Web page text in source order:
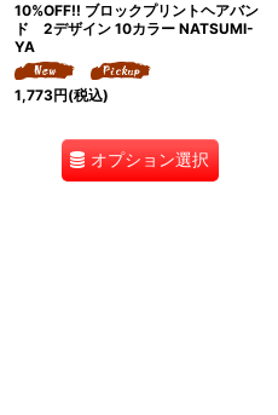
10%OFF!! ブロックプリントヘアバン
ド 2デザイン 10カラー NATSUMI-
YA
1,773円(税込)
オプション選択